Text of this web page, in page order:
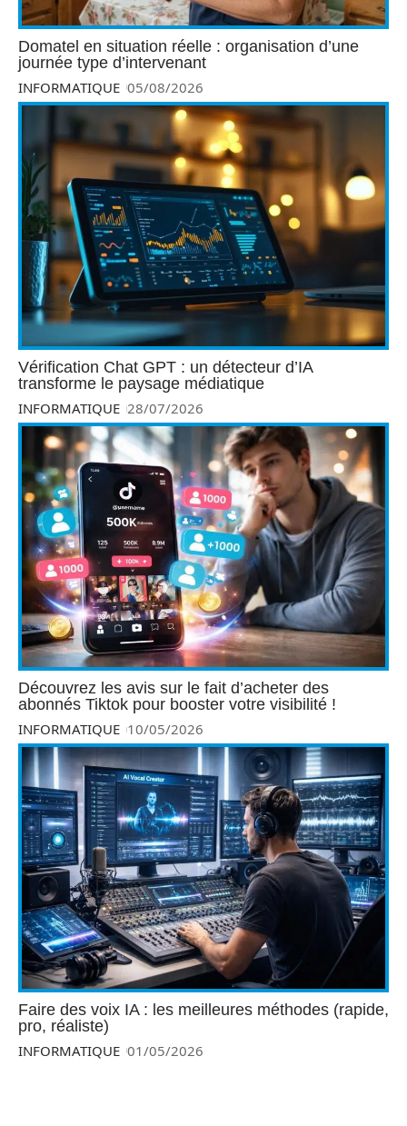
Domatel en situation réelle : organisation d’une
journée type d’intervenant
INFORMATIQUE 05/08/2026
Vérification Chat GPT : un détecteur d’IA
transforme le paysage médiatique
INFORMATIQUE 28/07/2026
Découvrez les avis sur le fait d’acheter des
abonnés Tiktok pour booster votre visibilité !
INFORMATIQUE 10/05/2026
Faire des voix IA : les meilleures méthodes (rapide,
pro, réaliste)
INFORMATIQUE 01/05/2026